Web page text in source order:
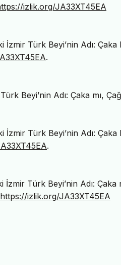
izlik.org/JA33XT45EA
Türk Beyi’nin Adı: Çaka
.
Beyi’nin Adı: Çaka mı,
Türk Beyi’nin Adı: Çaka
.
Türk Beyi’nin Adı:
https://izlik.org/JA33XT45EA